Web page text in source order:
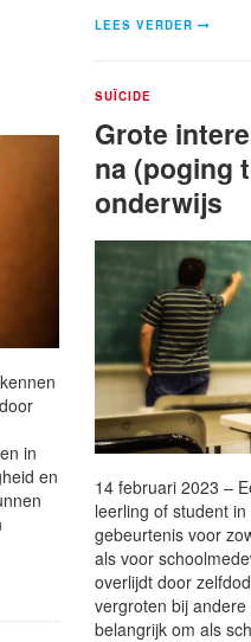
LEES VERDER
in
en
SUÏCIDE
Grote
na (poging
onderwijs
14 februari 2023 –
leerling of student
gebeurtenis voor
als voor
overlijdt door
vergroten bij
belangrijk om als